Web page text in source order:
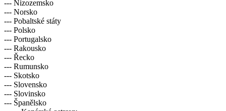
--- Nizozemsko
--- Norsko
--- Pobaltské státy
--- Polsko
--- Portugalsko
--- Rakousko
--- Řecko
--- Rumunsko
--- Skotsko
--- Slovensko
--- Slovinsko
--- Španělsko